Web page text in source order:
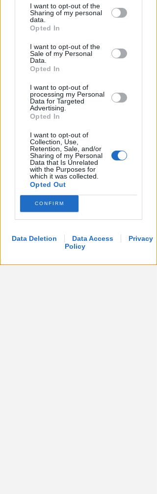
by third parties on the IAB’s list of
downstream participants.
by us to third parties on the IAB’s List of
Downstream Participants that may
further disclose it to other third parties.
I want to opt-out of the
Sharing of my personal
data.
Opted In
I want to opt-out of the
Sale of my Personal
Data.
Opted In
I want to opt-out of
processing my Personal
Data for Targeted
Advertising.
Opted In
I want to opt-out of
Collection, Use,
Retention, Sale, and/or
Sharing of my Personal
Data that Is Unrelated
with the Purposes for
which it was collected.
Opted Out
CONFIRM
Data Deletion Data Access
Privacy
Policy
TRAGEDIA SFIORATA SUL TITANO
Rischia di annegare in piscina.
Bimbo di 4 anni in terapia
Redazione
RITARDI
Sbatte contro il muso del treno,
sbalzato sulla banchina. Grave
al Bufalini
diRedazione FOTO